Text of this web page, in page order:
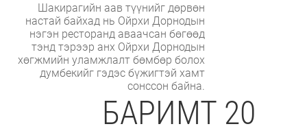
Шакирагийн аав түүнийг дөрвөн
настай байхад нь Ойрхи Дорнодын
нэгэн ресторанд аваачсан бөгөөд
тэнд тэрээр анх Ойрхи Дорнодын
хөгжмийн уламжлалт бөмбөр болох
думбекийг гэдэс бүжигтэй хамт
сонссон байна.
БАРИМТ 20